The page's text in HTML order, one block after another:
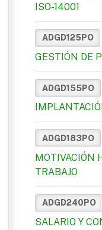
ISO-14001
ADGD125PO
GESTIÓN DE
ADGD155PO
ADGD183PO
MOTIVACIÓN
TRABAJO
ADGD240PO
SALARIO Y